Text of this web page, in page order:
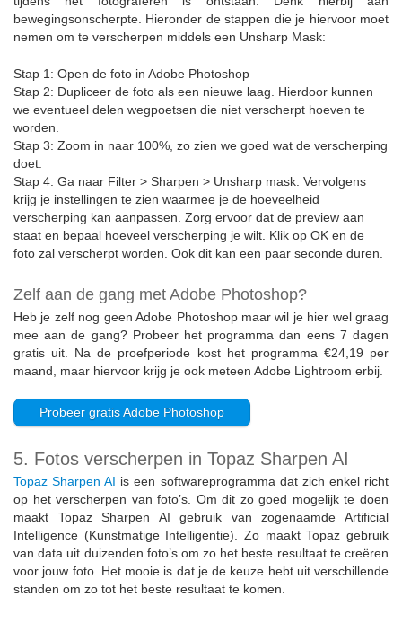
bewegingsonscherpte. Hieronder de stappen die je hiervoor moet
nemen om te verscherpen middels een Unsharp Mask:
Stap 1: Open de foto in Adobe Photoshop
Stap 2: Dupliceer de foto als een nieuwe laag. Hierdoor kunnen
we eventueel delen wegpoetsen die niet verscherpt hoeven te
worden.
Stap 3: Zoom in naar 100%, zo zien we goed wat de verscherping
doet.
Stap 4: Ga naar Filter > Sharpen > Unsharp mask. Vervolgens
krijg je instellingen te zien waarmee je de hoeveelheid
verscherping kan aanpassen. Zorg ervoor dat de preview aan
staat en bepaal hoeveel verscherping je wilt. Klik op OK en de
foto zal verscherpt worden. Ook dit kan een paar seconde duren.
Zelf aan de gang met Adobe Photoshop?
Heb je zelf nog geen Adobe Photoshop maar wil je hier wel graag
mee aan de gang? Probeer het programma dan eens 7 dagen
gratis uit. Na de proefperiode kost het programma €24,19 per
maand, maar hiervoor krijg je ook meteen Adobe Lightroom erbij.
Probeer gratis Adobe Photoshop
5. Fotos verscherpen in Topaz Sharpen AI
Topaz Sharpen AI is een softwareprogramma dat zich enkel richt
op het verscherpen van foto’s. Om dit zo goed mogelijk te doen
maakt Topaz Sharpen AI gebruik van zogenaamde Artificial
Intelligence (Kunstmatige Intelligentie). Zo maakt Topaz gebruik
van data uit duizenden foto’s om zo het beste resultaat te creëren
voor jouw foto. Het mooie is dat je de keuze hebt uit verschillende
standen om zo tot het beste resultaat te komen.